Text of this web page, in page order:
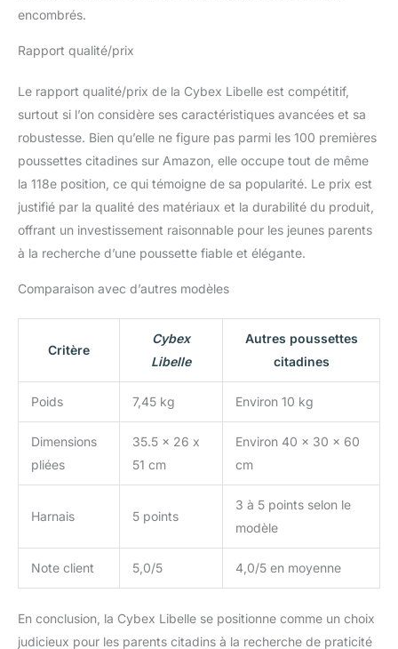
encombrés.
Rapport qualité/prix
Le rapport qualité/prix de la Cybex Libelle est compétitif,
surtout si l’on considère ses caractéristiques avancées et sa
robustesse. Bien qu’elle ne figure pas parmi les 100 premières
poussettes citadines sur Amazon, elle occupe tout de même
la 118e position, ce qui témoigne de sa popularité. Le prix est
justifié par la qualité des matériaux et la durabilité du produit,
offrant un investissement raisonnable pour les jeunes parents
à la recherche d’une poussette fiable et élégante.
Comparaison avec d’autres modèles
Critère
Cybex
Libelle
Autres poussettes
citadines
Poids 7,45 kg Environ 10 kg
Dimensions
pliées
35.5 x 26 x
51 cm
Environ 40 x 30 x 60
cm
Harnais 5 points
3 à 5 points selon le
modèle
Note client 5,0/5 4,0/5 en moyenne
En conclusion, la Cybex Libelle se positionne comme un choix
judicieux pour les parents citadins à la recherche de praticité